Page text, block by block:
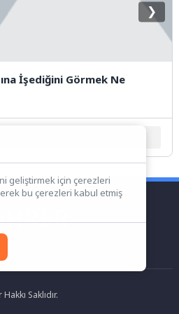
İşediğini Görmek Ne
❯
Hakkı Saklıdır.
geliştirmek için çerezleri
bu çerezleri kabul etmiş